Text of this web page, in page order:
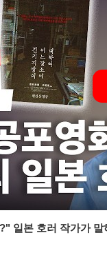
일본 호러 작가가